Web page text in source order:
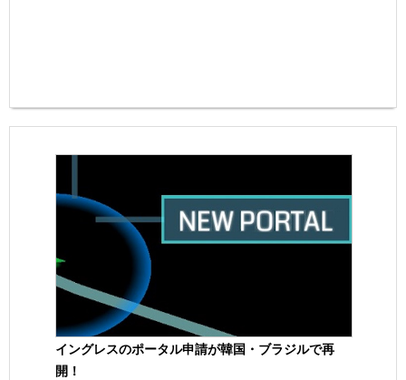
イングレスのポータル申請が韓国・ブラジルで再
開！